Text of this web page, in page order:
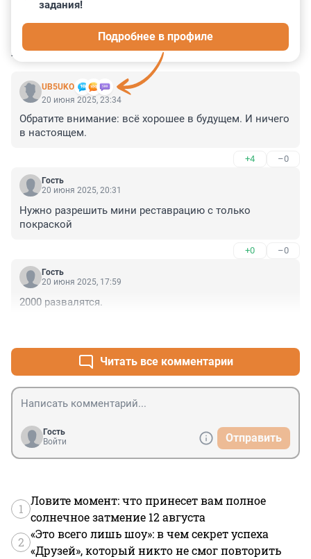
КОММЕНТАРИИ 17
UB5UKO
задания!
Подробнее в профиле
20 июня 2025, 23:34
Обратите внимание: всё хорошее в будущем. И ничего
в настоящем.
+4 –0
Гость
20 июня 2025, 20:31
Нужно разрешить мини реставрацию с только
покраской
+0 –0
Гость
20 июня 2025, 17:59
2000 развалятся.
Читать все комментарии
Гость
Войти
Отправить
1
Ловите момент: что принесет вам полное
солнечное затмение 12 августа
2
«Это всего лишь шоу»: в чем секрет успеха
«Друзей», который никто не смог повторить